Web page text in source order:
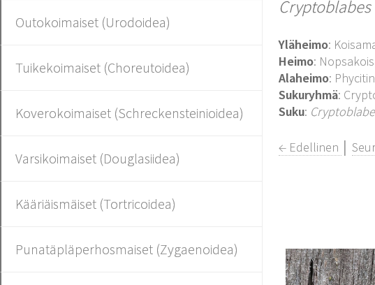
Outokoimaiset (Urodoidea)
Tuikekoimaiset (Choreutoidea)
Koverokoimaiset (Schreckensteinioidea)
Varsikoimaiset (Douglasiidea)
Kääriäismäiset (Tortricoidea)
Punatäpläperhosmaiset (Zygaenoidea)
Yläheimo:
Heimo:
Alaheimo:
Sukuryhmä:
Suku:
← Edellinen │